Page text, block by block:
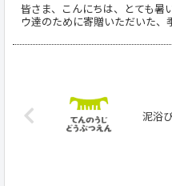
皆さま、こんにちは、とても暑
ウ達のために寄贈いただいた、
泥浴